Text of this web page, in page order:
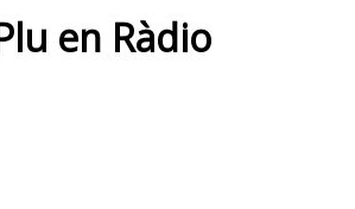
en Ràdio